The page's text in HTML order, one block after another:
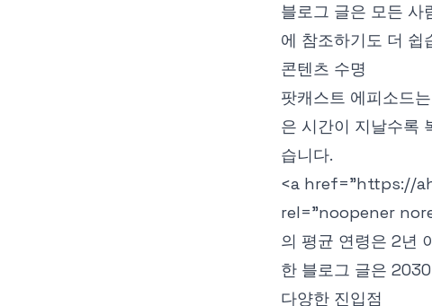
블로그 글은 모든 사
에 참조하기도 더 쉽
콘텐츠 수명
팟캐스트 에피소드
은 시간이 지날수록
습니다.
<a href="https://
rel="noopener
의 평균 연령은 2년
한 블로그 글은
다양한 진입점